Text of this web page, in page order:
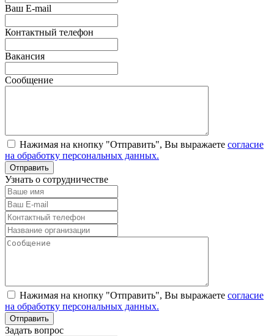
Ваш E-mail
Контактный телефон
Вакансия
Сообщение
Нажимая на кнопку "Отправить", Вы выражаете согласие
на обработку персональных данных.
Узнать о сотрудничестве
Нажимая на кнопку "Отправить", Вы выражаете согласие
на обработку персональных данных.
Задать вопрос